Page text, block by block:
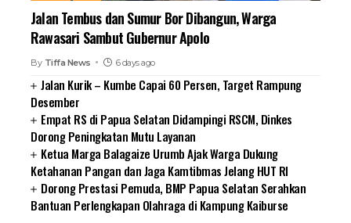
Jalan Tembus dan Sumur Bor Dibangun, Warga
Rawasari Sambut Gubernur Apolo
By Tiffa News 6 days ago
Jalan Kurik – Kumbe Capai 60 Persen, Target Rampung
Desember
Empat RS di Papua Selatan Didampingi RSCM, Dinkes
Dorong Peningkatan Mutu Layanan
Ketua Marga Balagaize Urumb Ajak Warga Dukung
Ketahanan Pangan dan Jaga Kamtibmas Jelang HUT RI
Dorong Prestasi Pemuda, BMP Papua Selatan Serahkan
Bantuan Perlengkapan Olahraga di Kampung Kaiburse